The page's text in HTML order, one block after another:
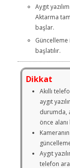
Aygıt
Aktarma
başlar.
Güncelleme
başlatılır.
Dikkat
Akıllı
aygıt
durumda,
önce alanı
Aygıt
telefon